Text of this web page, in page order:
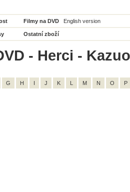
Filmy na DVD English version
Ostatní zboží
- Herci -
G H I J K L M N O P